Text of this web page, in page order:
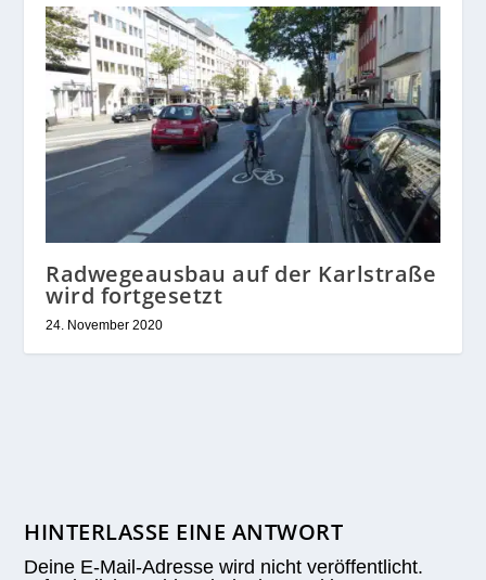
Radwegeausbau auf der Karlstraße
wird fortgesetzt
24. November 2020
HINTERLASSE EINE ANTWORT
Deine E-Mail-Adresse wird nicht veröffentlicht.